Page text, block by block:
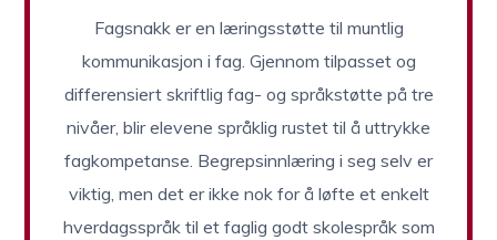
Fagsnakk er en læringsstøtte til muntlig
kommunikasjon i fag. Gjennom tilpasset og
differensiert skriftlig fag- og språkstøtte på tre
nivåer, blir elevene språklig rustet til å uttrykke
fagkompetanse. Begrepsinnlæring i seg selv er
viktig, men det er ikke nok for å løfte et enkelt
hverdagsspråk til et faglig godt skolespråk som